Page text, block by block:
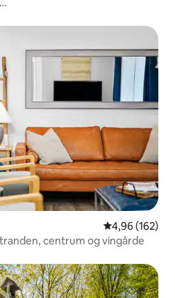
4,96 ud af 5 i
4,96 (162)
centrum og vingårde